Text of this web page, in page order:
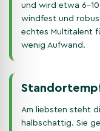
und wird etwa
windfest und
echtes Multitalent
wenig Aufwand.
Am liebsten steht
halbschattig. Sie